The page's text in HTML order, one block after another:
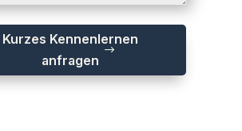
Kurzes Kennenlernen
anfragen